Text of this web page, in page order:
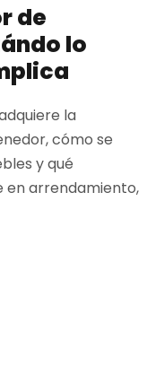
de
lo
la
cómo se
y qué
en arrendamiento,